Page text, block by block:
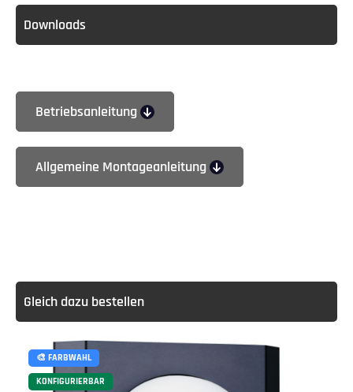
Downloads
Betriebsanleitung
Allgemeine Montageanleitung
Gleich dazu bestellen
🎨 FARBWAHL
KONFIGURIERBAR